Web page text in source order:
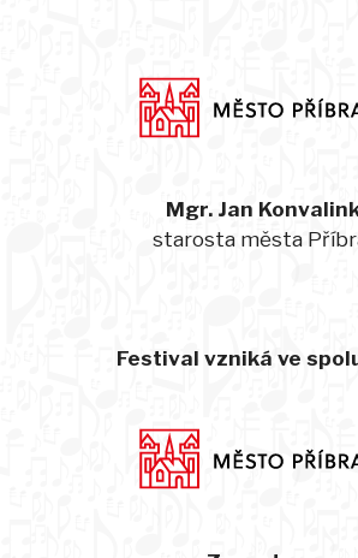
Mgr. Jan
starosta města
Festival vzniká ve